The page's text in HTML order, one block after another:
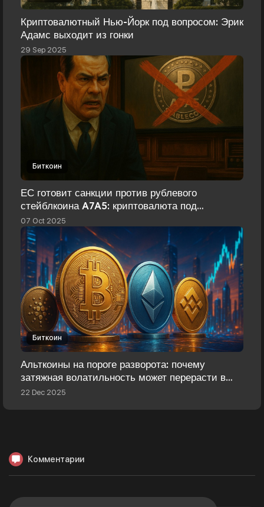
Криптовалютный Нью-Йорк под вопросом: Эрик
Адамс выходит из гонки
29 Sep 2025
Биткоин
ЕС готовит санкции против рублевого
стейблкоина A7A5: криптовалюта под
прицелом
07 Oct 2025
Биткоин
Альткоины на пороге разворота: почему
затяжная волатильность может перерасти в
альтсезон 2026 года
22 Dec 2025
Комментарии